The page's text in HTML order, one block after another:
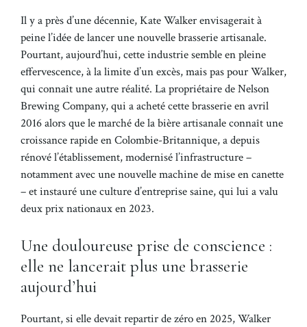
Il y a près d’une décennie, Kate Walker envisagerait à
peine l’idée de lancer une nouvelle brasserie artisanale.
Pourtant, aujourd’hui, cette industrie semble en pleine
effervescence, à la limite d’un excès, mais pas pour Walker,
qui connaît une autre réalité. La propriétaire de Nelson
Brewing Company, qui a acheté cette brasserie en avril
2016 alors que le marché de la bière artisanale connaît une
croissance rapide en Colombie-Britannique, a depuis
rénové l’établissement, modernisé l’infrastructure –
notamment avec une nouvelle machine de mise en canette
– et instauré une culture d’entreprise saine, qui lui a valu
deux prix nationaux en 2023.
Une douloureuse prise de conscience :
elle ne lancerait plus une brasserie
aujourd’hui
Pourtant, si elle devait repartir de zéro en 2025, Walker